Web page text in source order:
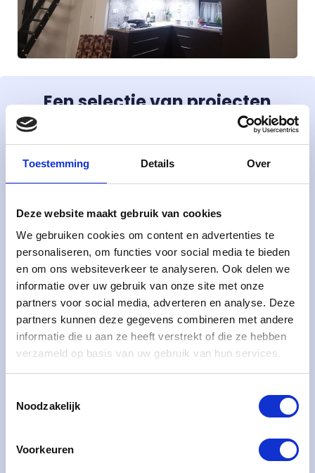
Toestemming Details Over
Deze website maakt gebruik van cookies
We gebruiken cookies om content en advertenties te
personaliseren, om functies voor social media te bieden
en om ons websiteverkeer te analyseren. Ook delen we
informatie over uw gebruik van onze site met onze
partners voor social media, adverteren en analyse. Deze
partners kunnen deze gegevens combineren met andere
informatie die u aan ze heeft verstrekt of die ze hebben
verzameld op basis van uw gebruik van hun services.
Noodzakelijk
Voorkeuren
Een selectie van projecten
Eiken steektrap, compleet met
leuning en balustrade
Project: Massieve Eiken Trap met Bijpassende
LEES MEER